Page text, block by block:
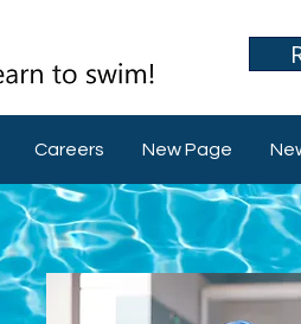
Careers New Page